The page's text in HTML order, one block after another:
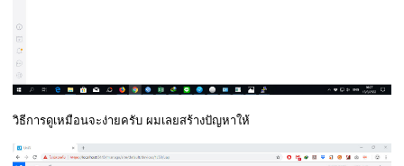
วิธีการดูเหมือนจะง่ายครับ ผมเลยสร้างปัญหาให้